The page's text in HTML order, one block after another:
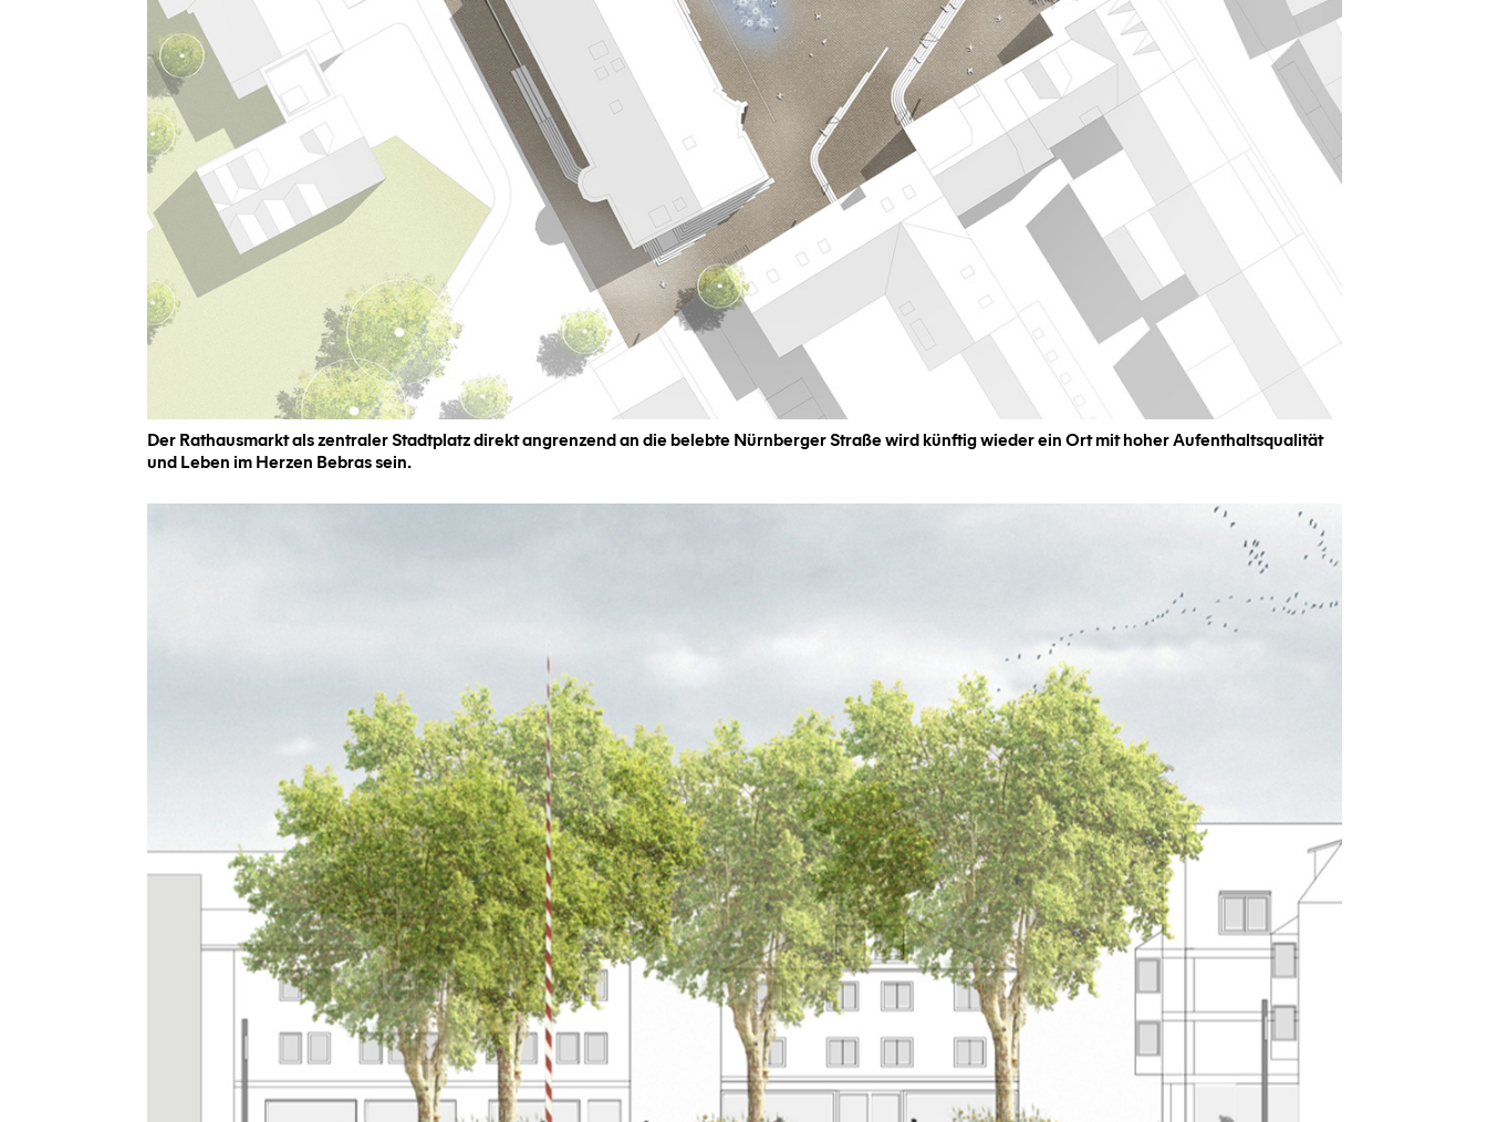
Der Rathausmarkt als zentraler Stadtplatz direkt angrenzend an die belebte Nürnberger Straße wird künftig wieder ein Ort mit hoher Aufenthaltsqualität
und Leben im Herzen Bebras sein.